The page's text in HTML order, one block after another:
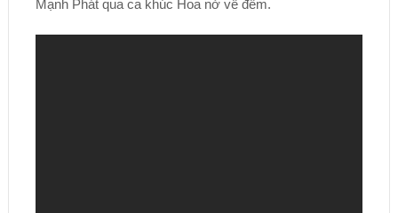
Mạnh Phát qua ca khúc Hoa nở về đêm.